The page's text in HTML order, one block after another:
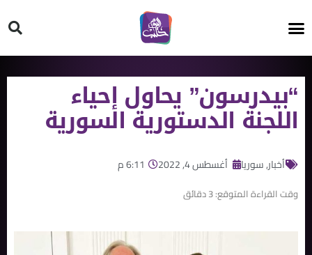
“بيدرسون” يحاول إحياء
اللجنة الدستورية السورية
أخبار,سوريا أغسطس 4, 2022 6:11 م
وقت القراءة المتوقع:3دقائق